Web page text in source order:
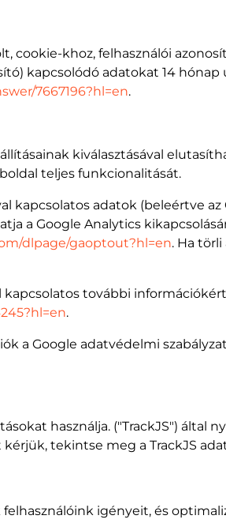
cookie-khoz, felhasználói
kapcsolódó adatokat 14
7667196?hl=en.
kiválasztásával
teljes funkcionalitását.
kapcsolatos adatok (beleértve
a Google Analytics
dlpage/gaoptout?hl=en. Ha
kapcsolatos további
.
a Google adatvédelmi
használja. ("TrackJS")
tekintse meg a TrackJS
igényeit, és